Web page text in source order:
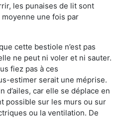
les punaises de lit sont
une fois par
cette bestiole n’est pas
ne peut ni voler et ni sauter.
fiez pas à ces
estimer serait une méprise.
d’ailes, car elle se déplace en
possible sur les murs ou sur
ou la ventilation. De